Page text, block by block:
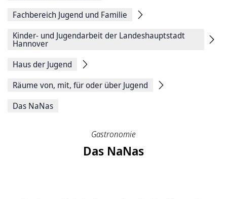
Fachbereich Jugend und Familie
Kinder- und Jugendarbeit der Landeshauptstadt
Hannover
Haus der Jugend
Räume von, mit, für oder über Jugend
Das NaNas
Gastronomie
Das NaNas